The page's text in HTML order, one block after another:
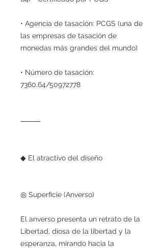
• Agencia de tasación: PCGS (una de
las empresas de tasación de
monedas más grandes del mundo)
• Número de tasación:
7360.64/50972778
⸻
◆ El atractivo del diseño
◎ Superficie (Anverso)
El anverso presenta un retrato de la
Libertad, diosa de la libertad y la
esperanza, mirando hacia la